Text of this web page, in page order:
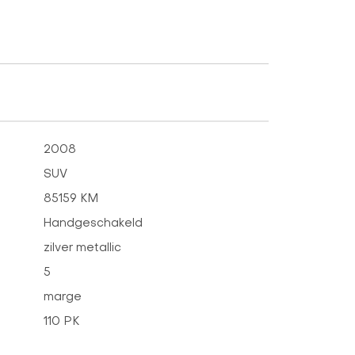
2008
SUV
85159 KM
Handgeschakeld
zilver metallic
5
marge
110 PK